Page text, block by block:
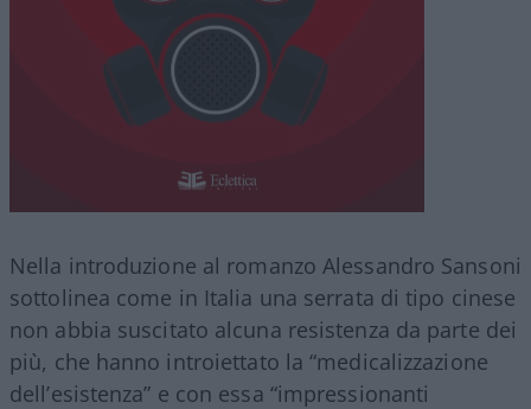
Nella introduzione al romanzo Alessandro Sansoni
sottolinea come in Italia una serrata di tipo cinese
non abbia suscitato alcuna resistenza da parte dei
più, che hanno introiettato la “medicalizzazione
dell’esistenza” e con essa “impressionanti